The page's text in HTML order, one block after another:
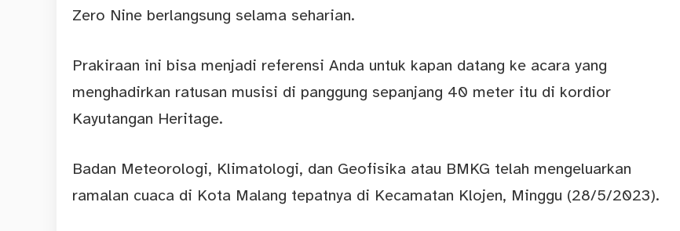
Zero Nine berlangsung selama seharian.
Prakiraan ini bisa menjadi referensi Anda untuk kapan datang ke acara yang
menghadirkan ratusan musisi di panggung sepanjang 40 meter itu di kordior
Kayutangan Heritage.
Badan Meteorologi, Klimatologi, dan Geofisika atau BMKG telah mengeluarkan
ramalan cuaca di Kota Malang tepatnya di Kecamatan Klojen, Minggu (28/5/2023).